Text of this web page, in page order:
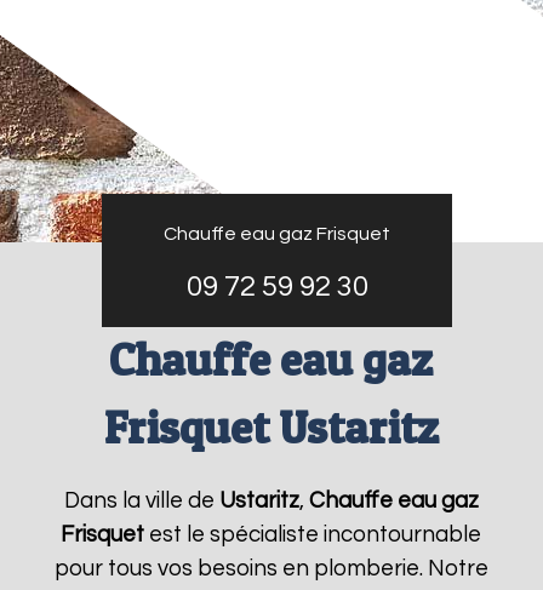
Chauffe eau gaz Frisquet
09 72 59 92 30
Chauffe eau gaz
Frisquet Ustaritz
Dans la ville de Ustaritz, Chauffe eau gaz
Frisquet est le spécialiste incontournable
pour tous vos besoins en plomberie. Notre